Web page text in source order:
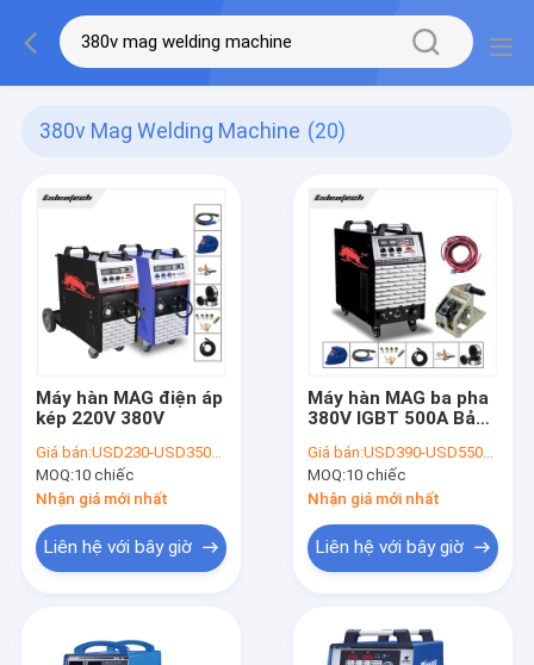
380v Mag Welding Machine (20)
Máy hàn MAG điện áp
kép 220V 380V
Giá bán:USD230-USD350/PC
MOQ:10 chiếc
Nhận giá mới nhất
Liên hệ với bây giờ
Máy hàn MAG ba pha
380V IGBT 500A Bảo
Giá bán:USD390-USD550/PC
MOQ:10 chiếc
Nhận giá mới nhất
Liên hệ với bây giờ